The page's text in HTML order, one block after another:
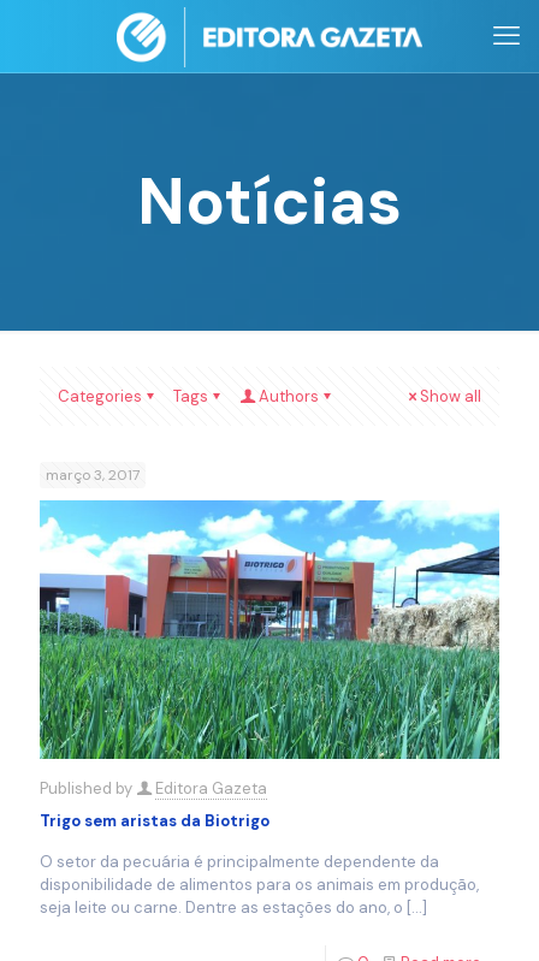
Notícias
Categories Tags Authors Show all
março 3, 2017
Published by
Editora Gazeta
Trigo sem aristas da Biotrigo
O setor da pecuária é principalmente dependente da
disponibilidade de alimentos para os animais em produção,
seja leite ou carne. Dentre as estações do ano, o […]